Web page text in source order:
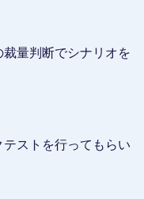
量判断でシナリオを
ストを行ってもらい